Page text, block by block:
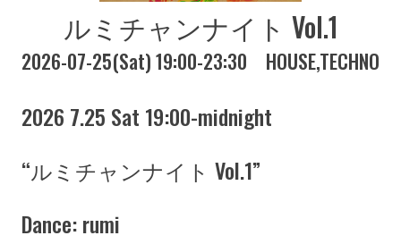
ルミチャンナイト Vol.1
2026-07-25(Sat) 19:00-23:30 HOUSETECHNO
2026 7.25 Sat 19:00-midnight
“ルミチャンナイト Vol.1”
Dance: rumi